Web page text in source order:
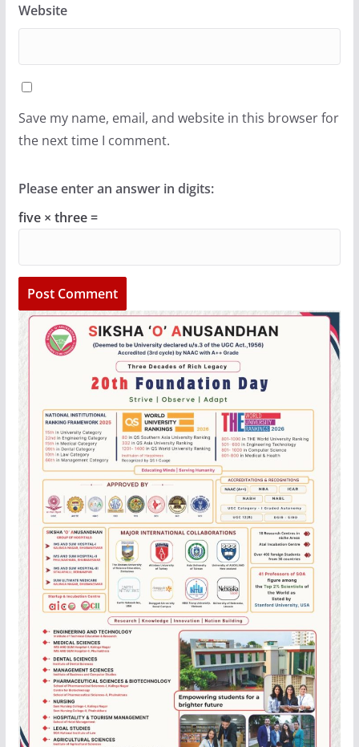
Website
Save my name, email, and website in this browser for
the next time I comment.
Please enter an answer in digits:
five × three =